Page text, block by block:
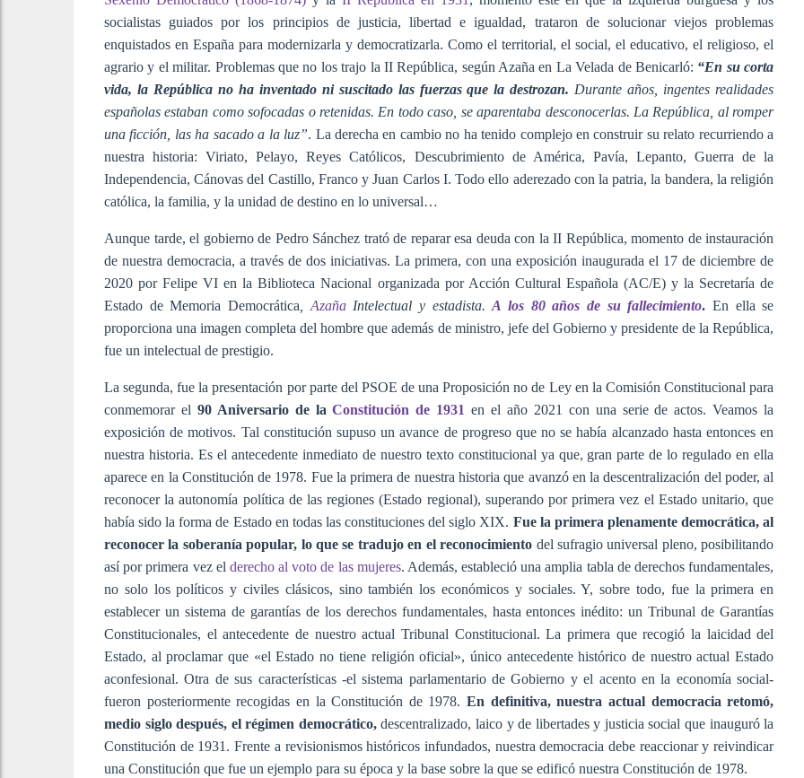
socialistas guiados por los principios de justicia, libertad e igualdad, trataron de solucionar viejos problemas
enquistados en España para modernizarla y democratizarla. Como el territorial, el social, el educativo, el religioso, el
agrario y el militar. Problemas que no los trajo la II República, según Azaña en La Velada de Benicarló: “En su corta
vida, la República no ha inventado ni suscitado las fuerzas que la destrozan. Durante años, ingentes realidades
españolas estaban como sofocadas o retenidas. En todo caso, se aparentaba desconocerlas. La República, al romper
una ficción, las ha sacado a la luz”. La derecha en cambio no ha tenido complejo en construir su relato recurriendo a
nuestra historia: Viriato, Pelayo, Reyes Católicos, Descubrimiento de América, Pavía, Lepanto, Guerra de la
Independencia, Cánovas del Castillo, Franco y Juan Carlos I. Todo ello aderezado con la patria, la bandera, la religión
católica, la familia, y la unidad de destino en lo universal…
Aunque tarde, el gobierno de Pedro Sánchez trató de reparar esa deuda con la II República, momento de instauración
de nuestra democracia, a través de dos iniciativas. La primera, con una exposición inaugurada el 17 de diciembre de
2020 por Felipe VI en la Biblioteca Nacional organizada por Acción Cultural Española (AC/E) y la Secretaría de
Estado de Memoria Democrática
AzañaIntelectual y estadista.A los 80 años de su fallecimiento. En ella se
proporciona una imagen completa del hombre que además de ministro, jefe del Gobierno y presidente de la República,
fue un intelectual de prestigio.
La segunda, fue la presentación por parte del PSOE de una Proposición no de Ley en la Comisión Constitucional para
conmemorar el 90 Aniversario de laConstitución de 1931 en el año 2021 con una serie de actos. Veamos la
exposición de motivos. Tal constitución supuso un avance de progreso que no se había alcanzado hasta entonces en
nuestra historia. Es el antecedente inmediato de nuestro texto constitucional ya que, gran parte de lo regulado en ella
aparece en la Constitución de 1978. Fue la primera de nuestra historia que avanzó en la descentralización del poder, al
reconocer la autonomía política de las regiones (Estado regional), superando por primera vez el Estado unitario, que
había sido la forma de Estado en todas las constituciones del siglo XIX. Fue la primera plenamente democrática, al
reconocer la soberanía popular, lo que se tradujo en el reconocimiento del sufragio universal pleno, posibilitando
así por primera vez el derecho al voto de las mujeres. Además, estableció una amplia tabla de derechos fundamentales,
no solo los políticos y civiles clásicos, sino también los económicos y sociales. Y, sobre todo, fue la primera en
establecer un sistema de garantías de los derechos fundamentales, hasta entonces inédito: un Tribunal de Garantías
Constitucionales, el antecedente de nuestro actual Tribunal Constitucional. La primera que recogió la laicidad del
Estado, al proclamar que «el Estado no tiene religión oficial», único antecedente histórico de nuestro actual Estado
aconfesional. Otra de sus características -el sistema parlamentario de Gobierno y el acento en la economía social-
fueron posteriormente recogidas en la Constitución de 1978. En definitiva, nuestra actual democracia retomó,
medio siglo después, el régimen democrático,descentralizado, laico y de libertades y justicia social que inauguró la
Constitución de 1931. Frente a revisionismos históricos infundados, nuestra democracia debe reaccionar y reivindicar
una Constitución que fue un ejemplo para su época y la base sobre la que se edificó nuestra Constitución de 1978.